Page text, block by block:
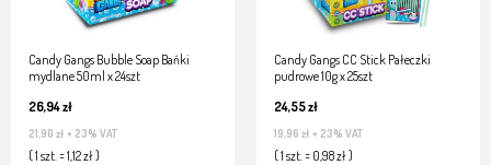
Candy Gangs Bubble Soap Bańki
mydlane 50ml x 24szt
26,94 zł
21,90 zł + 23% VAT
( 1 szt. = 1,12 zł )
Candy Gangs CC Stick Pałeczki
pudrowe 10g x 25szt
24,55 zł
19,96 zł + 23% VAT
( 1 szt. = 0,98 zł )